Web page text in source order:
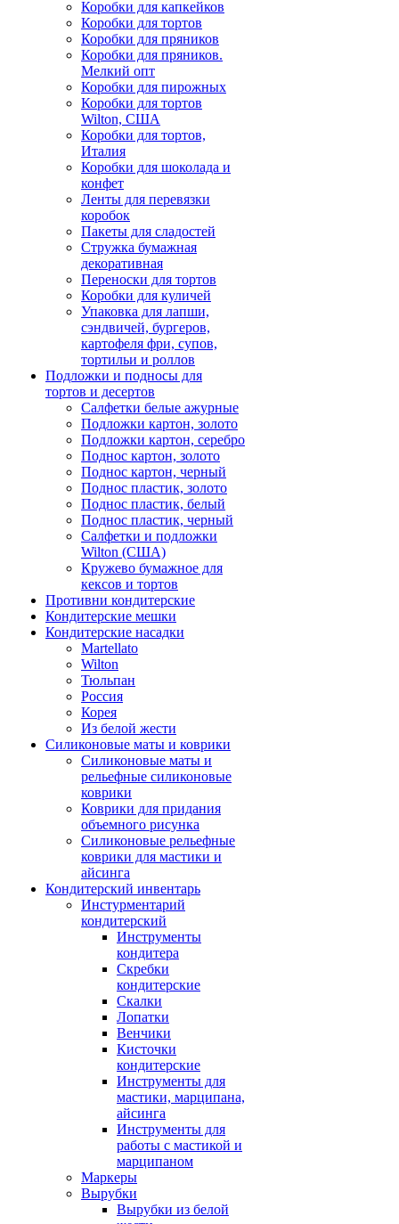
Коробки для капкейков
Коробки для тортов
Коробки для пряников
Коробки для пряников.
Мелкий опт
Коробки для пирожных
Коробки для тортов
Wilton, США
Коробки для тортов,
Италия
Коробки для шоколада и
конфет
Ленты для перевязки
коробок
Пакеты для сладостей
Стружка бумажная
декоративная
Переноски для тортов
Коробки для куличей
Упаковка для лапши,
сэндвичей, бургеров,
картофеля фри, супов,
тортильи и роллов
Подложки и подносы для
тортов и десертов
Салфетки белые ажурные
Подложки картон, золото
Подложки картон, серебро
Поднос картон, золото
Поднос картон, черный
Поднос пластик, золото
Поднос пластик, белый
Поднос пластик, черный
Салфетки и подложки
Wilton (США)
Кружево бумажное для
кексов и тортов
Противни кондитерские
Кондитерские мешки
Кондитерские насадки
Martellato
Wilton
Тюльпан
Россия
Корея
Из белой жести
Силиконовые маты и коврики
Силиконовые маты и
рельефные силиконовые
коврики
Коврики для придания
объемного рисунка
Силиконовые рельефные
коврики для мастики и
айсинга
Кондитерский инвентарь
Инстурментарий
кондитерский
Инструменты
кондитера
Скребки
кондитерские
Скалки
Лопатки
Венчики
Кисточки
кондитерские
Инструменты для
мастики, марципана,
айсинга
Инструменты для
работы с мастикой и
марципаном
Маркеры
Вырубки
Вырубки из белой